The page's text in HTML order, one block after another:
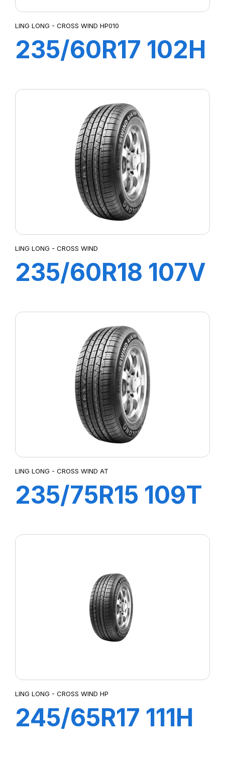
LING LONG - CROSS WIND HP010
235/60R17 102H
(HP010)
LING LONG - CROSS WIND
235/60R18 107V
LING LONG - CROSS WIND AT
235/75R15 109T
LING LONG - CROSS WIND HP
245/65R17 111H